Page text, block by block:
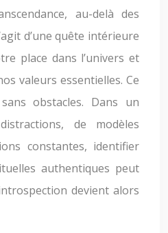
au-delà des
d’une quête intérieure
place dans l’univers et
valeurs essentielles. Ce
obstacles. Dans un
de modèles
constantes, identifier
authentiques peut
devient alors